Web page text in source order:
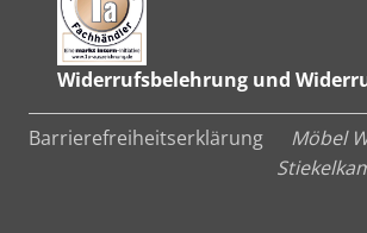
Widerrufsbelehrung und
Barrierefreiheitserklärung
Möbel